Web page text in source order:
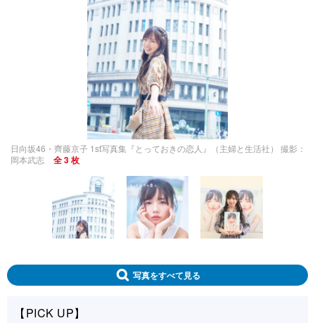
日向坂46・齊藤京子 1st写真集『とっておきの恋人』（主婦と生活社） 撮影：
岡本武志
全 3 枚
写真をすべて見る
【PICK UP】